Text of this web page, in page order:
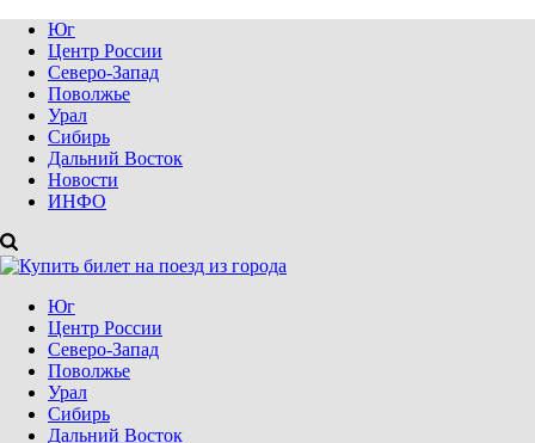
Юг
Центр России
Северо-Запад
Поволжье
Урал
Сибирь
Дальний Восток
Новости
ИНФО
Юг
Центр России
Северо-Запад
Поволжье
Урал
Сибирь
Дальний Восток